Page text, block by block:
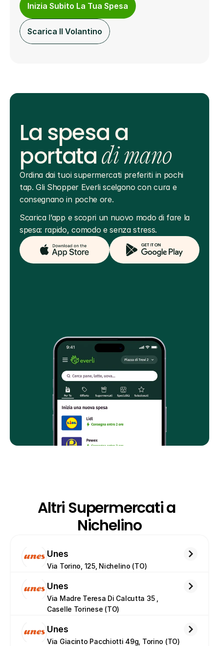
Inizia Subito La Tua Spesa
Scarica Il Volantino
La spesa a
portatadi mano
Ordina dai tuoi supermercati preferiti in pochi
tap. Gli Shopper Everli scelgono con cura e
consegnano in poche ore.
Scarica l’app e scopri un nuovo modo di fare la
spesa: rapido, comodo e senza stress.
Altri Supermercati a
Nichelino
Unes
Via Torino, 125, Nichelino (TO)
Unes
Via Madre Teresa Di Calcutta 35 ,
Caselle Torinese (TO)
Unes
Via Giacinto Pacchiotti 49g, Torino (TO)